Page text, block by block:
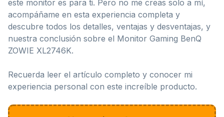
este monitor es para ti. Pero no me creas solo a mí,
acompáñame en esta experiencia completa y
descubre todos los detalles, ventajas y desventajas, y
nuestra conclusión sobre el Monitor Gaming BenQ
ZOWIE XL2746K.
Recuerda leer el artículo completo y conocer mi
experiencia personal con este increíble producto.